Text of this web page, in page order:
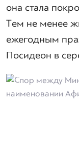
она стала
Тем не менее
ежегодным
Посидеон в